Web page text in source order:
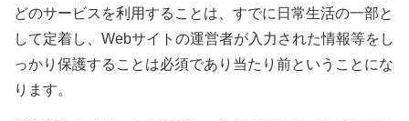
どのサービスを利用することは、すでに日常生活の一部と
して定着し、Webサイトの運営者が入力された情報等をし
っかり保護することは必須であり当たり前ということにな
ります。